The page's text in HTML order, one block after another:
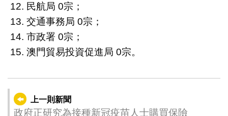
民航局 0宗；
交通事務局 0宗；
市政署 0宗；
澳門貿易投資促進局 0宗。
上一則新聞
政府正研究為接種新冠疫苗人士購買保險